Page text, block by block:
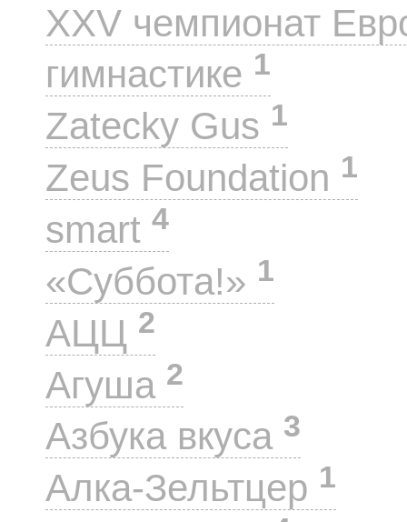
XXV чемпионат
гимнастике 1
Zatecky Gus 1
Zeus Foundation 1
smart 4
«Суббота!» 1
АЦЦ 2
Агуша 2
Азбука вкуса 3
Алка-Зельтцер 1